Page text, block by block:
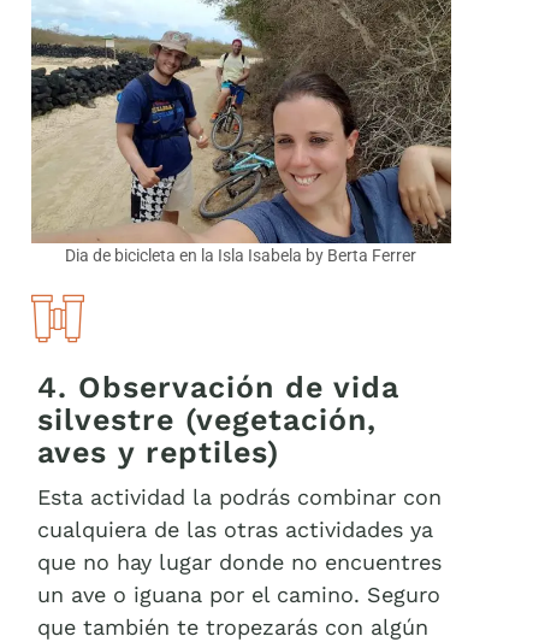
Dia de bicicleta en la Isla Isabela by Berta Ferrer
4. Observación de vida
silvestre (vegetación,
aves y reptiles)
Esta actividad la podrás combinar con
cualquiera de las otras actividades ya
que no hay lugar donde no encuentres
un ave o iguana por el camino. Seguro
que también te tropezarás con algún